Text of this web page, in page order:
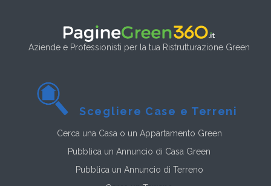
Aziende e Professionisti per la tua Ristrutturazione Green
Scegliere Case e Terreni
Cerca una Casa o un Appartamento Green
Pubblica un Annuncio di Casa Green
Pubblica un Annuncio di Terreno